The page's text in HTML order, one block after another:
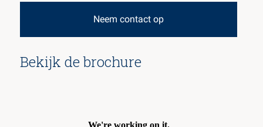
Neem contact op
Bekijk de brochure